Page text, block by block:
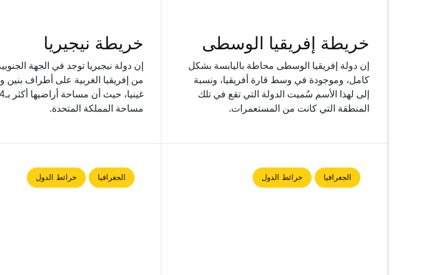
خريطة إفريقيا الوسطى
إن دولة إفريقيا الوسطى محاطة باليابسة بشكل
كامل، وموجودة في وسط قارة أفريقيا، ونسبة
إلى لهذا الأسم سُميت الدولة التي تقع في تلك
المنطقة التي كانت من المستعمرات.
خريطة نيجيريا
إن دولة نيجيريا توجد في الجهة
من إفريقيا الغربية على أطراف بنين
مساحة المملكة المتحدة.
الجغرافيا خرائط الدول الجغرافيا خرائط الدول